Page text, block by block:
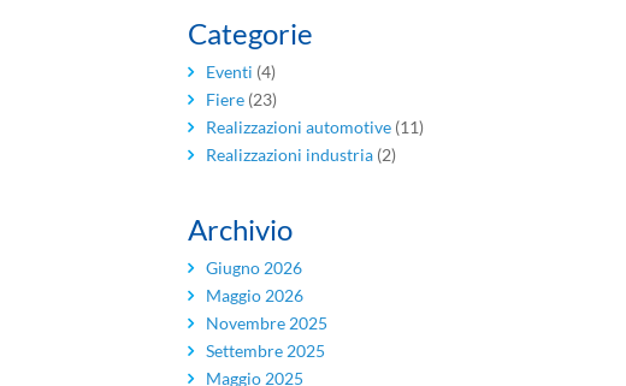
Categorie
Eventi (4)
Fiere(23)
Realizzazioni automotive(11)
Realizzazioni industria(2)
Archivio
Giugno 2026
Maggio 2026
Novembre 2025
Settembre 2025
Maggio 2025